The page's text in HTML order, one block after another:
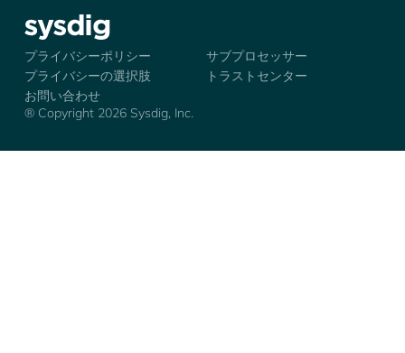
シズディグ-ロゴ
® Copyright 2026 Sysdig, Inc.
プライバシーポリシー
サブプロセッサー
プライバシーの選択肢
トラストセンター
お問い合わせ